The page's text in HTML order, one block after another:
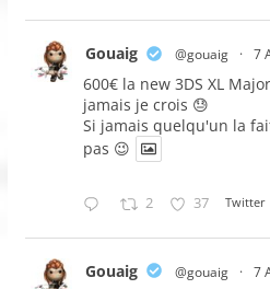
Gouaig @gouaig · 7
600€ la new 3DS XL
jamais je crois 😓
Si jamais quelqu'un la
pas 😉
2 37 Twitter
Gouaig @gouaig · 7